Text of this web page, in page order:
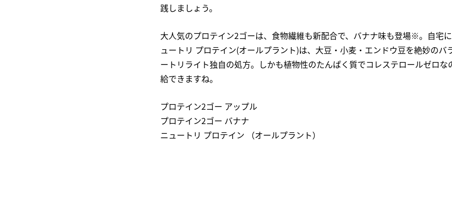
践しましょう。
大人気のプロテイン2ゴーは、食物繊維も新配合で、バナナ味も登場※。自宅
ュートリ プロテイン(オールプラント)は、大豆・小麦・エンドウ豆を絶妙のバ
ートリライト独自の処方。しかも植物性のたんぱく質でコレステロールゼロな
給できますね。
プロテイン2ゴー アップル
プロテイン2ゴー バナナ
ニュートリ プロテイン （オールプラント）